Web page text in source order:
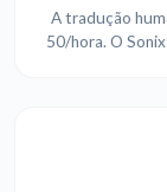
A tradução
50/hora. O